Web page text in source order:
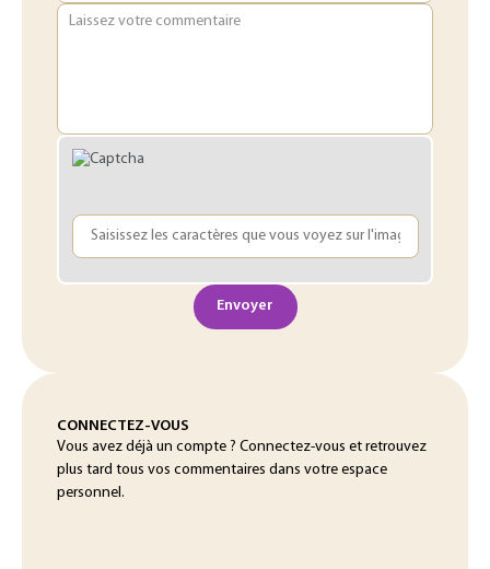
Laissez votre commentaire
Envoyer
CONNECTEZ-VOUS
Vous avez déjà un compte ? Connectez-vous et retrouvez
plus tard tous vos commentaires dans votre espace
personnel.